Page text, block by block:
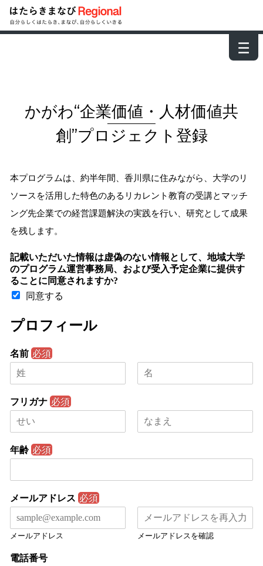
－
－
－
かがわ“企業価値・人材価値共
創”プロジェクト登録
本プログラムは、約半年間、香川県に住みながら、大学のリ
ソースを活用した特色のあるリカレント教育の受講とマッチ
ング先企業での経営課題解決の実践を行い、研究として成果
を残します。
記載いただいた情報は虚偽のない情報として、地域大学
のプログラム運営事務局、および受入予定企業に提供す
ることに同意されますか?
同意する
プロフィール
名前 必須
フリガナ 必須
年齢 必須
メールアドレス 必須
メールアドレス メールアドレスを確認
電話番号